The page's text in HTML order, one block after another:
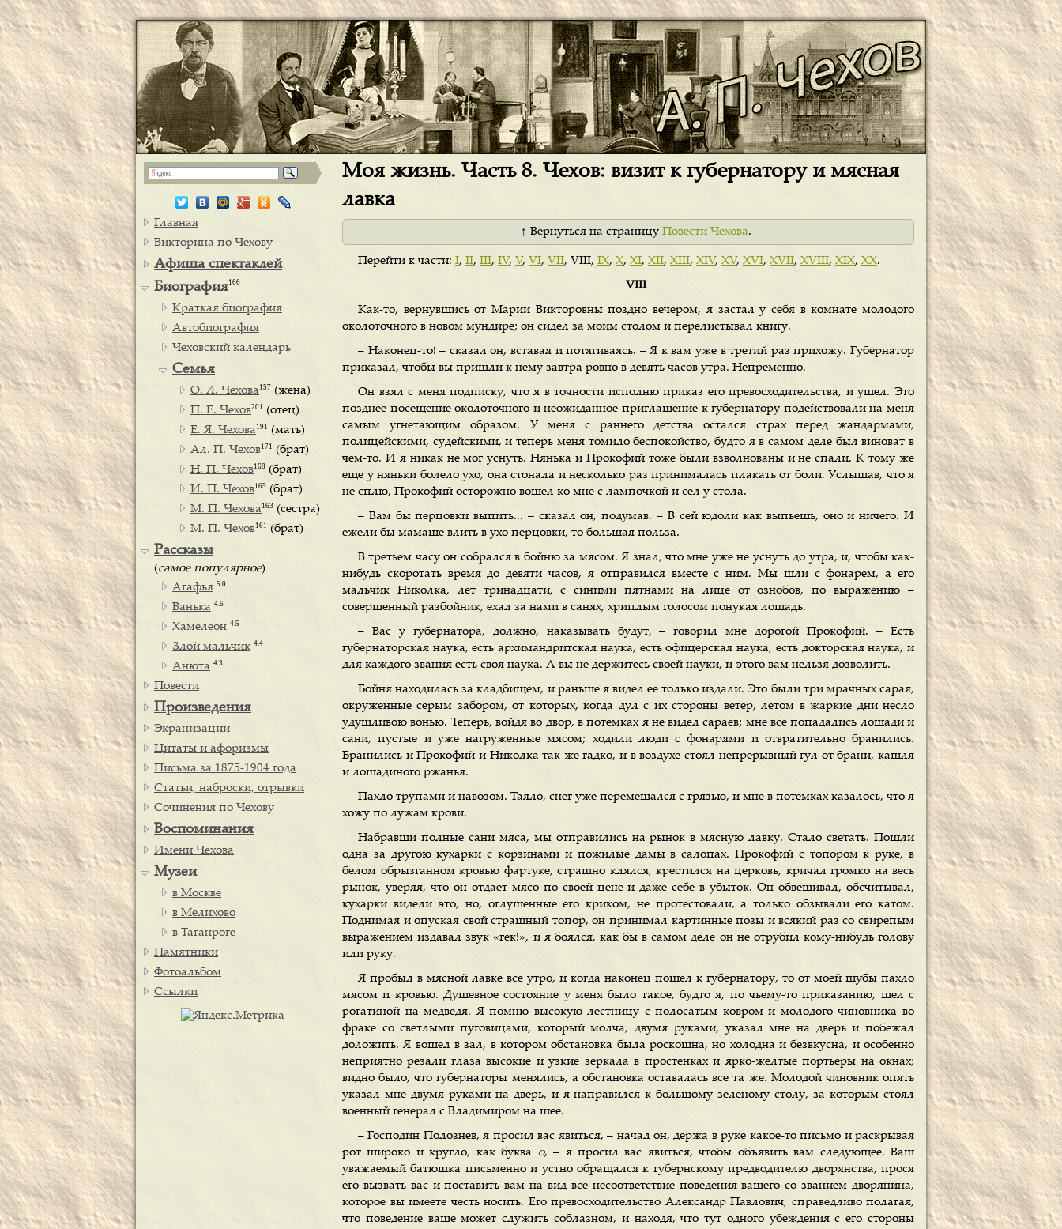
Моя жизнь. Часть 8. Чехов: визит к губернатору и мясная
лавка
↑ Вернуться на страницу Повести Чехова.
Перейти к части: I, II, III, IV, V, VI, VII, VIII, IX, X, XI, XII, XIII, XIV, XV, XVI, XVII, XVIII, XIX, XX.
VIII
Как-то, вернувшись от Марии Викторовны поздно вечером, я застал у себя в комнате молодого
околоточного в новом мундире; он сидел за моим столом и перелистывал книгу.
– Наконец-то! – сказал он, вставая и потягиваясь. – Я к вам уже в третий раз прихожу. Губернатор
приказал, чтобы вы пришли к нему завтра ровно в девять часов утра. Непременно.
Он взял с меня подписку, что я в точности исполню приказ его превосходительства, и ушел. Это
позднее посещение околоточного и неожиданное приглашение к губернатору подействовали на меня
самым угнетающим образом. У меня с раннего детства остался страх перед жандармами,
полицейскими, судейскими, и теперь меня томило беспокойство, будто я в самом деле был виноват в
чем-то. И я никак не мог уснуть. Нянька и Прокофий тоже были взволнованы и не спали. К тому же
еще у няньки болело ухо, она стонала и несколько раз принималась плакать от боли. Услышав, что я
не сплю, Прокофий осторожно вошел ко мне с лампочкой и сел у стола.
– Вам бы перцовки выпить... – сказал он, подумав. – В сей юдоли как выпьешь, оно и ничего. И
ежели бы мамаше влить в ухо перцовки, то большая польза.
В третьем часу он собрался в бойню за мясом. Я знал, что мне уже не уснуть до утра, и, чтобы как-
нибудь скоротать время до девяти часов, я отправился вместе с ним. Мы шли с фонарем, а его
мальчик Николка, лет тринадцати, с синими пятнами на лице от ознобов, по выражению –
совершенный разбойник, ехал за нами в санях, хриплым голосом понукая лошадь.
– Вас у губернатора, должно, наказывать будут, – говорил мне дорогой Прокофий. – Есть
губернаторская наука, есть архимандритская наука, есть офицерская наука, есть докторская наука, и
для каждого звания есть своя наука. А вы не дeржитесь своей науки, и этого вам нельзя дозволить.
Бойня находилась за кладбищем, и раньше я видел ее только издали. Это были три мрачных сарая,
окруженные серым забором, от которых, когда дул с их стороны ветер, летом в жаркие дни несло
удушливою вонью. Теперь, войдя во двор, в потемках я не видел сараев; мне все попадались лошади и
сани, пустые и уже нагруженные мясом; ходили люди с фонарями и отвратительно бранились.
Бранились и Прокофий и Николка так же гадко, и в воздухе стоял непрерывный гул от брани, кашля
и лошадиного ржанья.
Пахло трупами и навозом. Таяло, снег уже перемешался с грязью, и мне в потемках казалось, что я
хожу по лужам крови.
Набравши полные сани мяса, мы отправились на рынок в мясную лавку. Стало светать. Пошли
одна за другою кухарки с корзинами и пожилые дамы в салопах. Прокофий с топором к руке, в
белом обрызганном кровью фартуке, страшно клялся, крестился на церковь, кричал громко на весь
рынок, уверяя, что он отдает мясо по своей цене и даже себе в убыток. Он обвешивал, обсчитывал,
кухарки видели это, но, оглушенные его криком, не протестовали, а только обзывали его кaтом.
Поднимая и опуская свой страшный топор, он принимал картинные позы и всякий раз со свирепым
выражением издавал звук «гек!», и я боялся, как бы в самом деле он не отрубил кому-нибудь голову
или руку.
Я пробыл в мясной лавке все утро, и когда наконец пошел к губернатору, то от моей шубы пахло
мясом и кровью. Душевное состояние у меня было такое, будто я, по чьему-то приказанию, шел с
рогатиной на медведя. Я помню высокую лестницу с полосатым ковром и молодого чиновника во
фраке со светлыми пуговицами, который молча, двумя руками, указал мне на дверь и побежал
доложить. Я вошел в зал, в котором обстановка была роскошна, но холодна и безвкусна, и особенно
неприятно резали глаза высокие и узкие зеркала в простенках и ярко-желтые портьеры на окнах;
видно было, что губернаторы менялись, а обстановка оставалась все та же. Молодой чиновник опять
указал мне двумя руками на дверь, и я направился к большому зеленому столу, за которым стоял
военный генерал с Владимиром на шее.
– Господин Полознев, я просил вас явиться, – начал он, держа в руке какое-то письмо и раскрывая
рот широко и кругло, как буква о, – я просил вас явиться, чтобы объявить вам следующее. Ваш
уважаемый батюшка письменно и устно обращался к губернскому предводителю дворянства, прося
его вызвать вас и поставить вам на вид все несоответствие поведения вашего со званием дворянина,
которое вы имеете честь носить. Его превосходительство Александр Павлович, справедливо полагая,
что поведение ваше может служить соблазном, и находя, что тут одного убеждения с его стороны
Главная
Викторина по Чехову
Афиша спектаклей
Биография166
Краткая биография
Автобиография
Чеховский календарь
Семья
О. Л. Чехова 157 (жена)
П. Е. Чехов201 (отец)
Е. Я. Чехова 191 (мать)
Ал. П. Чехов171 (брат)
Н. П. Чехов168 (брат)
И. П. Чехов165 (брат)
М. П. Чехова 163 (сестра)
М. П. Чехов161 (брат)
Рассказы
(самое популярное)
Агафья 5.0
Ванька 4.6
Хамелеон 4.5
Злой мальчик 4.4
Анюта 4.3
Повести
Произведения
Экранизации
Цитаты и афоризмы
Письма за 1875-1904 года
Статьи, наброски, отрывки
Сочинения по Чехову
Воспоминания
Имени Чехова
Музеи
в Москве
в Мелихово
в Таганроге
Памятники
Фотоальбом
Ссылки